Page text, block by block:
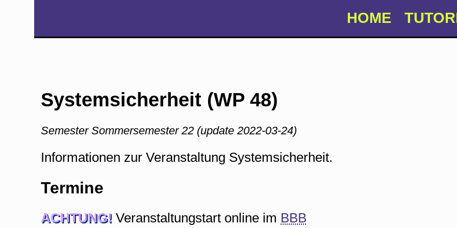
HOME
Systemsicherheit (WP 48)
Semester Sommersemester 22 (update 2022-03-24)
Informationen zur Veranstaltung Systemsicherheit.
Termine
ACHTUNG! Veranstaltungstart online im BBB